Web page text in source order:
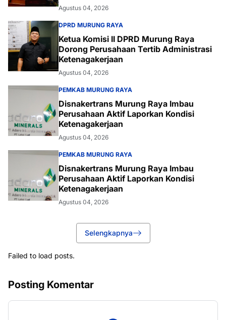
Agustus 04, 2026
DPRD MURUNG RAYA
Ketua Komisi II DPRD Murung Raya
Dorong Perusahaan Tertib Administrasi
Ketenagakerjaan
Agustus 04, 2026
PEMKAB MURUNG RAYA
Disnakertrans Murung Raya Imbau
Perusahaan Aktif Laporkan Kondisi
Ketenagakerjaan
Agustus 04, 2026
PEMKAB MURUNG RAYA
Disnakertrans Murung Raya Imbau
Perusahaan Aktif Laporkan Kondisi
Ketenagakerjaan
Agustus 04, 2026
Selengkapnya
Failed to load posts.
Posting Komentar